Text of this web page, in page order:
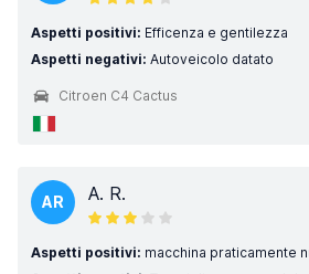
Aspetti positivi: Efficenza e gentilezza
Aspetti negativi: Autoveicolo datato
Citroen C4 Cactus
AR A. R.
Aspetti positivi: macchina praticamente